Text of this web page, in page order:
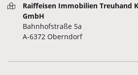
Raiffeisen Immobilien Treuhand
GmbH
Bahnhofstraße 5a
A-6372 Oberndorf